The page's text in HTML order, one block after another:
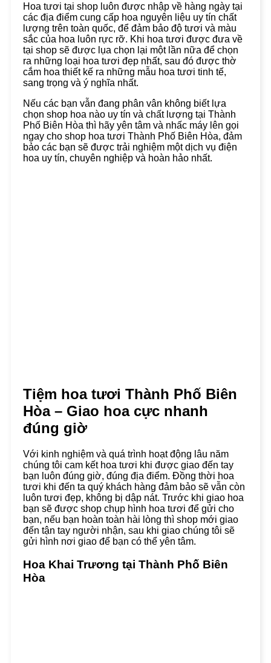
Hoa tươi tại shop luôn được nhập về hàng ngày tại
các địa điểm cung cấp hoa nguyên liệu uy tín chất
lượng trên toàn quốc, để đảm bảo độ tươi và màu
sắc của hoa luôn rực rỡ. Khi hoa tươi được đưa về
tại shop sẽ được lụa chọn lại một lần nữa để chọn
ra những loại hoa tươi đẹp nhất, sau đó được thờ
cắm hoa thiết kế ra những mẫu hoa tươi tinh tế,
sang trọng và ý nghĩa nhất.
Nếu các bạn vẫn đang phân vân không biết lựa
chọn shop hoa nào uy tín và chất lượng tại Thành
Phố Biên Hòa thì hãy yên tâm và nhấc máy lên gọi
ngay cho shop hoa tươi Thành Phố Biên Hòa, đảm
bảo các bạn sẽ được trải nghiệm một dịch vụ điện
hoa uy tín, chuyên nghiệp và hoàn hảo nhất.
Tiệm hoa tươi Thành Phố Biên
Hòa – Giao hoa cực nhanh
đúng giờ
Với kinh nghiệm và quá trình hoạt động lâu năm
chúng tôi cam kết hoa tươi khi được giao đến tay
bạn luôn đúng giờ, đúng địa điểm. Đồng thời hoa
tươi khi đến ta quý khách hàng đảm bảo sẽ vẫn còn
luôn tươi đẹp, không bị dập nát. Trước khi giao hoa
bạn sẽ được shop chụp hình hoa tươi để gửi cho
bạn, nếu bạn hoàn toàn hài lòng thì shop mới giao
đến tận tay người nhận, sau khi giao chúng tôi sẽ
gửi hình nơi giao để bạn có thể yên tâm.
Hoa Khai Trương tại Thành Phố Biên
Hòa